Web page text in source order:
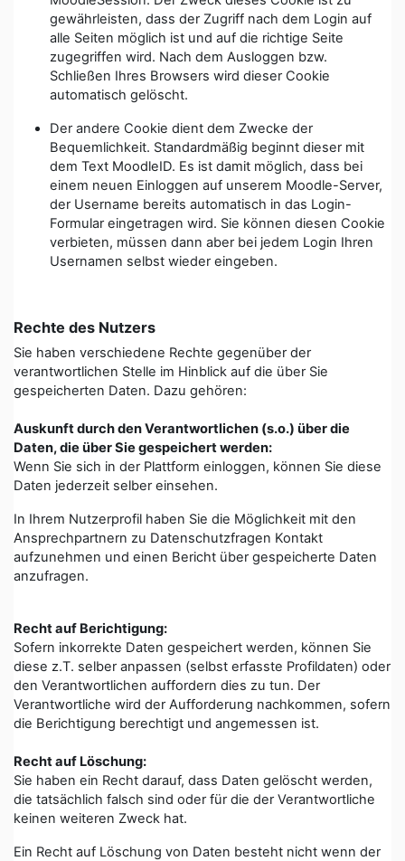
gewährleisten, dass der Zugriff nach dem Login auf
alle Seiten möglich ist und auf die richtige Seite
zugegriffen wird. Nach dem Ausloggen bzw.
Schließen Ihres Browsers wird dieser Cookie
automatisch gelöscht.
Der andere Cookie dient dem Zwecke der
Bequemlichkeit. Standardmäßig beginnt dieser mit
dem Text MoodleID. Es ist damit möglich, dass bei
einem neuen Einloggen auf unserem Moodle-Server,
der Username bereits automatisch in das Login-
Formular eingetragen wird. Sie können diesen Cookie
verbieten, müssen dann aber bei jedem Login Ihren
Usernamen selbst wieder eingeben.
Rechte des Nutzers
Sie haben verschiedene Rechte gegenüber der
verantwortlichen Stelle im Hinblick auf die über Sie
gespeicherten Daten. Dazu gehören:
Auskunft durch den Verantwortlichen (s.o.) über die
Daten, die über Sie gespeichert werden:
Wenn Sie sich in der Plattform einloggen, können Sie diese
Daten jederzeit selber einsehen.
In Ihrem Nutzerprofil haben Sie die Möglichkeit mit den
Ansprechpartnern zu Datenschutzfragen Kontakt
aufzunehmen und einen Bericht über gespeicherte Daten
anzufragen.
Recht auf Berichtigung:
Sofern inkorrekte Daten gespeichert werden, können Sie
diese z.T. selber anpassen (selbst erfasste Profildaten) oder
den Verantwortlichen auffordern dies zu tun. Der
Verantwortliche wird der Aufforderung nachkommen, sofern
die Berichtigung berechtigt und angemessen ist.
Recht auf Löschung:
Sie haben ein Recht darauf, dass Daten gelöscht werden,
die tatsächlich falsch sind oder für die der Verantwortliche
keinen weiteren Zweck hat.
Ein Recht auf Löschung von Daten besteht nicht wenn der